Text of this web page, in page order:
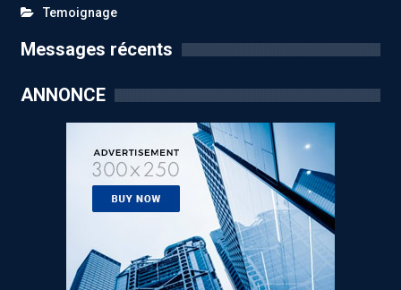
Temoignage
Messages récents
ANNONCE